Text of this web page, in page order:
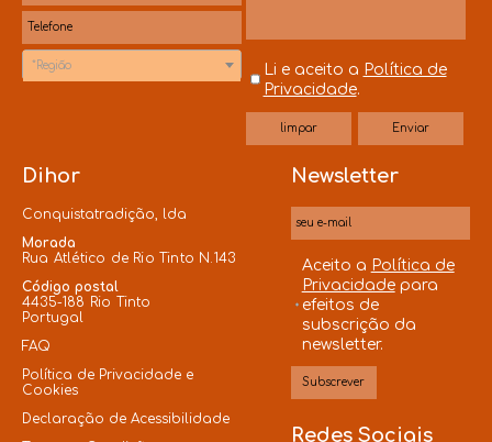
*Região Li e aceito a Política de
Privacidade.
Dihor
Conquistatradição, lda
Morada
Rua Atlético de Rio Tinto N.143
Código postal
4435-188 Rio Tinto
Portugal
FAQ
Política de Privacidade e
Cookies
Declaração de Acessibilidade
Newsletter
Aceito a Política de
Privacidadepara
efeitos de
subscrição da
newsletter.
Redes Sociais